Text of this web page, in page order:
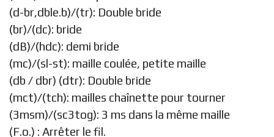
(d-br,dble.b)/(tr): Double bride
(br)/(dc): bride
(dB)/(hdc): demi bride
(mc)/(sl-st): maille coulée, petite maille
(db / dbr) (dtr): Double bride
(mct)/(tch): mailles chaînette pour tourner
(3msm)/(sc3tog): 3 ms dans la même maille
(F.o.) : Arrêter le fil.